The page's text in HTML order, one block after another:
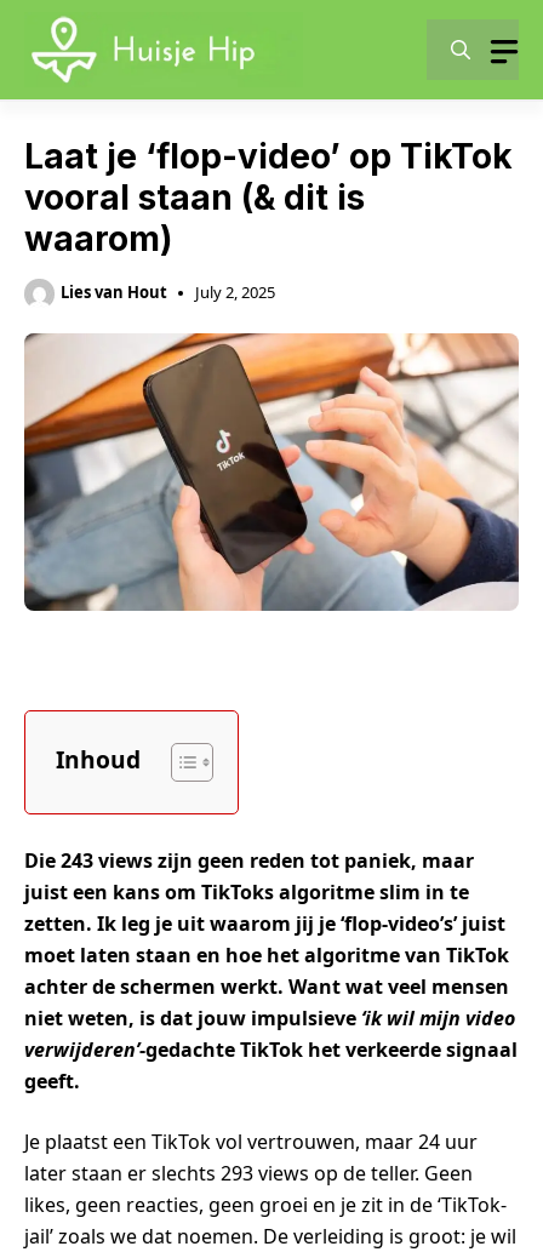
content
Laat je ‘flop-video’ op TikTok
vooral staan (& dit is
waarom)
Lies van Hout July 2, 2025
Inhoud
Die 243 views zijn geen reden tot paniek, maar
juist een kans om TikToks algoritme slim in te
zetten. Ik leg je uit waarom jij je ‘flop-video’s’ juist
moet laten staan en hoe het algoritme van TikTok
achter de schermen werkt. Want wat veel mensen
niet weten, is dat jouw impulsieve ‘ik wil mijn video
verwijderen’-gedachte TikTok het verkeerde signaal
geeft.
Je plaatst een TikTok vol vertrouwen, maar 24 uur
later staan er slechts 293 views op de teller. Geen
likes, geen reacties, geen groei en je zit in de ‘TikTok-
jail’ zoals we dat noemen. De verleiding is groot: je wil